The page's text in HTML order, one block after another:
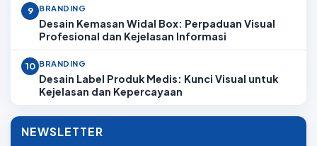
9 BRANDING
Desain Kemasan Widal Box: Perpaduan Visual
Profesional dan Kejelasan Informasi
10 BRANDING
Desain Label Produk Medis: Kunci Visual untuk
Kejelasan dan Kepercayaan
NEWSLETTER